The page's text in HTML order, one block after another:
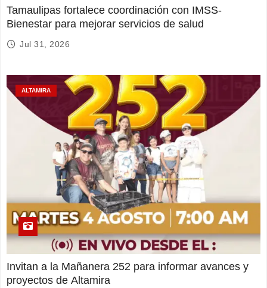
Tamaulipas fortalece coordinación con IMSS-
Bienestar para mejorar servicios de salud
Jul 31, 2026
ALTAMIRA
Invitan a la Mañanera 252 para informar avances y
proyectos de Altamira